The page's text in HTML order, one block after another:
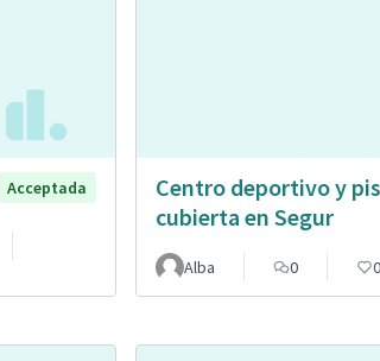
Acceptada
Centro deportivo y
cubierta en Segur
Alba 0 0